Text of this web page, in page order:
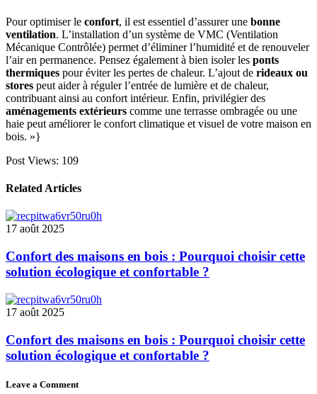
Pour optimiser le confort, il est essentiel d’assurer une bonne
ventilation. L’installation d’un système de VMC (Ventilation
Mécanique Contrôlée) permet d’éliminer l’humidité et de renouveler
l’air en permanence. Pensez également à bien isoler les ponts
thermiques pour éviter les pertes de chaleur. L’ajout de rideaux ou
stores peut aider à réguler l’entrée de lumière et de chaleur,
contribuant ainsi au confort intérieur. Enfin, privilégier des
aménagements extérieurs comme une terrasse ombragée ou une
haie peut améliorer le confort climatique et visuel de votre maison en
bois. »}
Post Views: 109
Related Articles
17 août 2025
Confort des maisons en bois : Pourquoi choisir cette
solution écologique et confortable ?
17 août 2025
Confort des maisons en bois : Pourquoi choisir cette
solution écologique et confortable ?
Leave a Comment